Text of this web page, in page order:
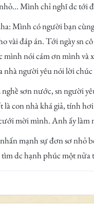
Mình chỉ nghĩ dc tới
Mình có người bạn
vài đáp án. Tới ngày sn cô
mình nói cám ơn mình và
nhà người yêu nói lời
sơn nước, sn người
con nhà khá giả, tính
mời mình. Anh ấy làm
mạnh sự đơn sơ nhỏ
dc hạnh phúc một